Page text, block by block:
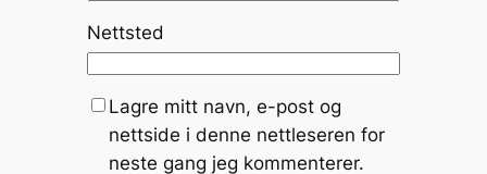
Nettsted
Lagre mitt navn, e-post og
nettside i denne nettleseren for
neste gang jeg kommenterer.